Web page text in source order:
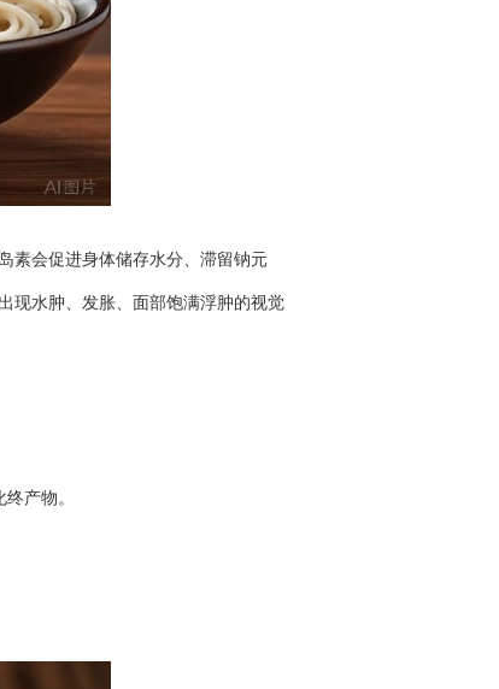
素会促进身体储存水分、滞留钠元
水肿、发胀、面部饱满浮肿的视觉
产物。